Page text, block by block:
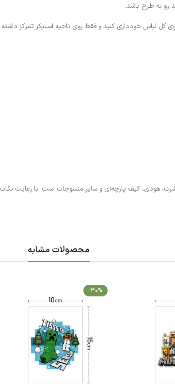
رو به طرح باشد.
لباس خودداری کنید و فقط روی ناحیه استیکر تمرکز داشته
هودی، کیف پارچه‌ای و سایر منسوجات است. با رعایت نکات
محصولات مشابه
-30%